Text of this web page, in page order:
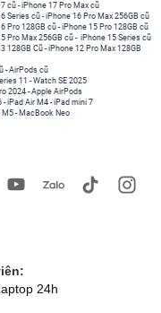
cũ -iPhone 17 Pro Max cũ
Series cũ - iPhone 16 Pro Max 256GB cũ
Pro 128GB cũ-iPhone 15 Pro 128GB cũ
Pro Max 256GB cũ - iPhone 15 Series cũ
128GB Cũ -iPhone 12 Pro Max 128GB
-AirPods cũ
11 -Watch SE 2025
2024-Apple AirPods
-iPad Air M4 -iPad mini 7
M5 - MacBook Neo
24h